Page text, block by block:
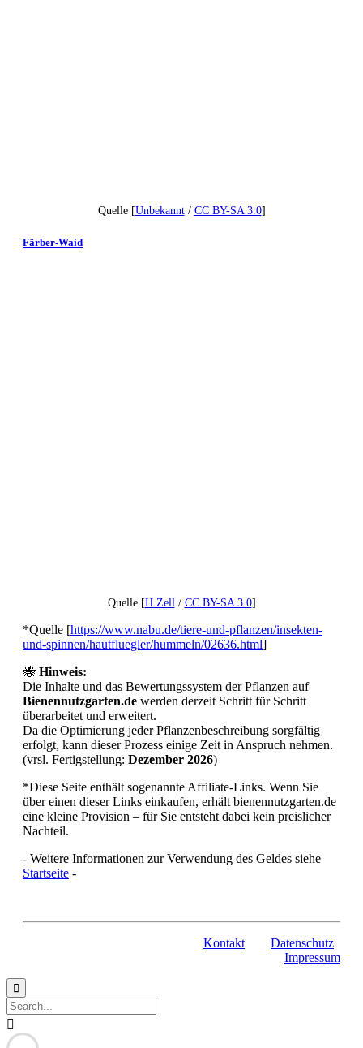
Quelle [Unbekannt/ CC BY-SA 3.0]
Färber-Waid
Quelle [H.Zell / CC BY-SA 3.0]
*Quelle [https://www.nabu.de/tiere-und-pflanzen/insekten-
und-spinnen/hautfluegler/hummeln/02636.html]
🐝 Hinweis:
Die Inhalte und das Bewertungssystem der Pflanzen auf
Bienennutzgarten.de werden derzeit Schritt für Schritt
überarbeitet und erweitert.
Da die Optimierung jeder Pflanzenbeschreibung sorgfältig
erfolgt, kann dieser Prozess einige Zeit in Anspruch nehmen.
(vrsl. Fertigstellung: Dezember 2026)
*Diese Seite enthält sogenannte Affiliate-Links. Wenn Sie
über einen dieser Links einkaufen, erhält bienennutzgarten.de
eine kleine Provision – für Sie entsteht dabei kein preislicher
Nachteil.
- Weitere Informationen zur Verwendung des Geldes siehe
Startseite -
Kontakt
Datenschutz
Impressum

